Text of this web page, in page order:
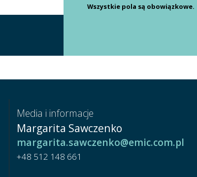
Wszystkie pola są obowiązkowe.
Media i informacje
Margarita Sawczenko
margarita.sawczenko@emic.com.pl
+48 512 148 661